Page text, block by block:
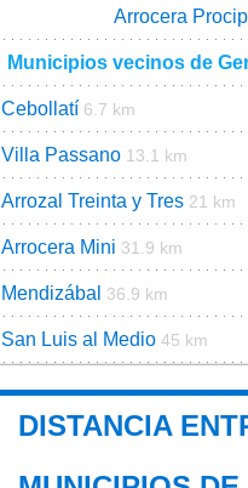
Arrocera
Municipios vecinos de
Cebollatí 6.7 km
Villa Passano 13.1 km
Arrozal Treinta y Tres 21 km
Arrocera Mini 31.9 km
Mendizábal 36.9 km
San Luis al Medio 45 km
DISTANCIA